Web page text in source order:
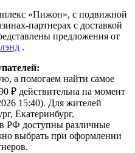
«Пижон», с подвижной
партнерах с доставкой
предложения от
.
а помогаем найти самое
₽ действительна на момент
15:40). Для жителей
Екатеринбург,
РФ доступны различные
выбрать при оформлении